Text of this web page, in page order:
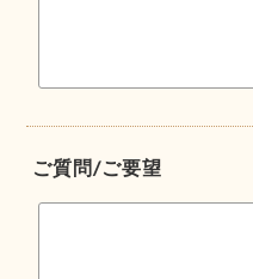
ご質問/ご要望